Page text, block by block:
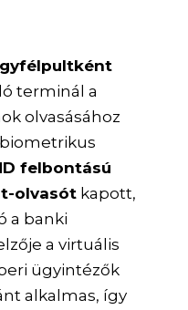
terminál a
olvasásához
felbontású
olvasót kapott,
a banki
a virtuális
ügyintézők
alkalmas, így